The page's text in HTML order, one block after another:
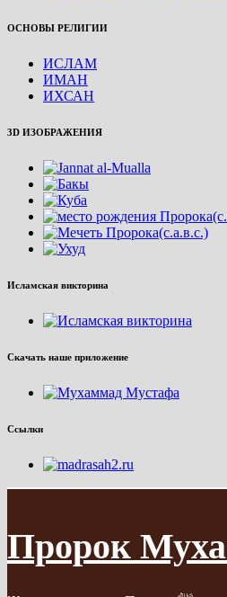
ОСНОВЫ РЕЛИГИИ
ИСЛАМ
ИМАН
ИХСАН
3D ИЗОБРАЖЕНИЯ
Исламская викторина
Скачать наше приложение
Ссылки
Пророк